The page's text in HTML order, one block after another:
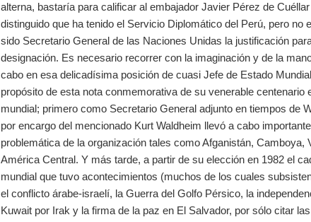
alterna, bastaría para calificar al embajador Javier Pérez de
distinguido que ha tenido el Servicio Diplomático del Perú, pero no
sido Secretario General de las Naciones Unidas la justificación
designación. Es necesario recorrer con la imaginación y de la
cabo en esa delicadísima posición de cuasi Jefe de Estado
propósito de esta nota conmemorativa de su venerable centenario
mundial; primero como Secretario General adjunto en tiempos de
por encargo del mencionado Kurt Waldheim llevó a cabo
problemática de la organización tales como Afganistán,
América Central. Y más tarde, a partir de su elección en 1982 el
mundial que tuvo acontecimientos (muchos de los cuales
el conflicto árabe-israelí, la Guerra del Golfo Pérsico, la
Kuwait por Irak y la firma de la paz en El Salvador, por sólo citar